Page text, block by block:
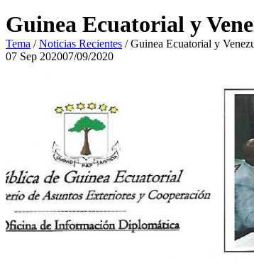
Guinea Ecuatorial y
Tema /Noticias Recientes /Guinea Ecuatorial y
07 Sep 202007/09/2020